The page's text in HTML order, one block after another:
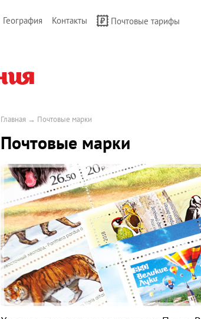
География Контакты Почтовые тарифы
Главная → Почтовые марки
Почтовые марки